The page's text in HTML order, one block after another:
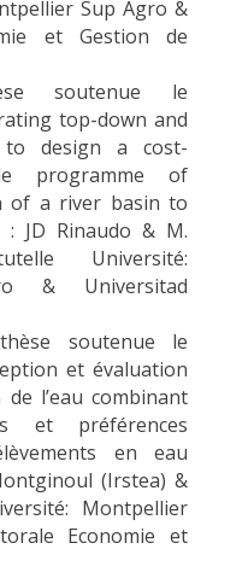
Sup Agro &
et Gestion de
soutenue le
top-down and
to design a cost-
programme of
of a river basin to
: JD Rinaudo & M.
Université:
& Universitad
soutenue le
et évaluation
l’eau combinant
et préférences
en eau
(Irstea) &
Montpellier
Economie et